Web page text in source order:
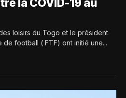
la COVID-19 au
loisirs du Togo et le président
football ( FTF) ont initié une...